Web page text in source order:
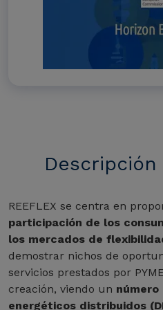
REEFLEX se centra en
participación de los
los mercados de
demostrar nichos de
servicios prestados por
creación, viendo un
energéticos distribuidos